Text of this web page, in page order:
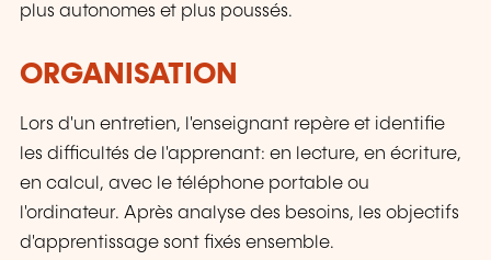
plus autonomes et plus poussés.
ORGANISATION
Lors d'un entretien, l'enseignant repère et identifie
les difficultés de l'apprenant: en lecture, en écriture,
en calcul, avec le téléphone portable ou
l'ordinateur. Après analyse des besoins, les objectifs
d'apprentissage sont fixés ensemble.